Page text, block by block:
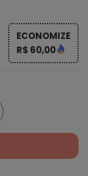
ECONOMIZE
R$ 60,00